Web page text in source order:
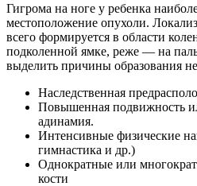
Гигрома на ноге у ребенка
местоположение опухоли.
всего формируется в области
подколенной ямке, реже — на
выделить причины образования
Наследственная
Повышенная подвижность
адинамия.
Интенсивные физические
гимнастика и др.)
Однократные или
кости